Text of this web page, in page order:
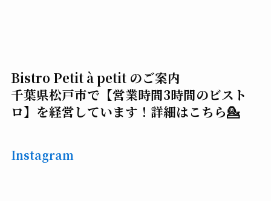
Bistro Petit à petit のご案内
千葉県松戸市で【営業時間3時間のビスト
ロ】を経営しています！詳細はこちら💁
Instagram